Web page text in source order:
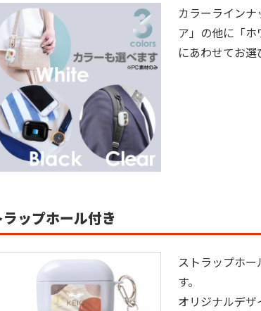
カラーライン
ア」の他に「
にあわせてお選
ップホール付き
ストラップホ
す。
オリジナルデザ